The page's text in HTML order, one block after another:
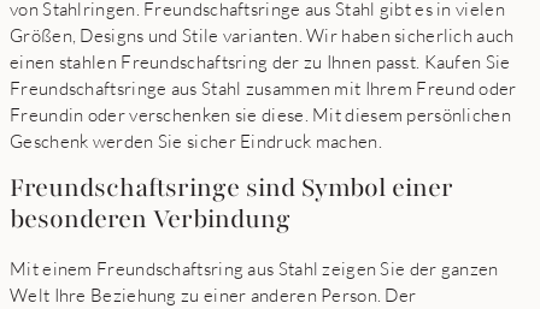
von Stahlringen. Freundschaftsringe aus Stahl gibt es in vielen
Größen, Designs und Stile varianten. Wir haben sicherlich auch
einen stahlen Freundschaftsring der zu Ihnen passt. Kaufen Sie
Freundschaftsringe aus Stahl zusammen mit Ihrem Freund oder
Freundin oder verschenken sie diese. Mit diesem persönlichen
Geschenk werden Sie sicher Eindruck machen.
Freundschaftsringe sind Symbol einer
besonderen Verbindung
Mit einem Freundschaftsring aus Stahl zeigen Sie der ganzen
Welt Ihre Beziehung zu einer anderen Person. Der